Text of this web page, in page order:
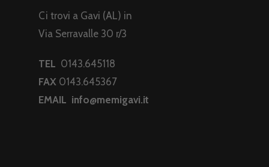
Ci trovi a Gavi (AL) in
Via Serravalle 30 r/3
TEL 0143.645118
FAX 0143.645367
EMAIL info@memigavi.it